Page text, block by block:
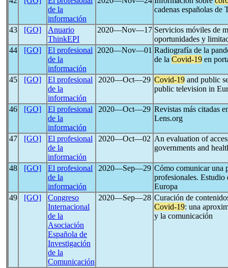
de la
información
cadenas españolas
43 [GO]
Anuario
ThinkEPI
2020―Nov―17 Servicios móviles de
oportunidades y
44
[GO]
El profesional
de la
información
2020―Nov―01 Radiografía de la
de la Covid-19 en
45 [GO]
El profesional
de la
información
2020―Oct―29 Covid-19 and public
public television in
46 [GO]
El profesional
de la
información
2020―Oct―29 Revistas más citadas
Lens.org
47 [GO]
El profesional
de la
información
2020―Oct―02 An evaluation of
governments and
48 [GO]
El profesional
de la
información
2020―Sep―29 Cómo comunicar una
profesionales. Estudio
Europa
49
[GO]
Congreso
Internacional
de la
Asociación
Española de
Investigación
de la
Comunicación
2020―Sep―28 Curación de
Covid-19: una
y la comunicación